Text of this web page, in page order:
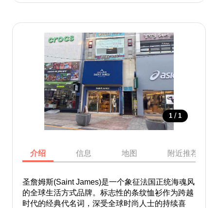
1 / 1
介绍 信息 地图 附近推荐景点
圣詹姆斯(Saint James)是一个象征法国正统海魂风
的全球生活方式品牌。标志性的条纹恤衫作为跨越
时代的经典代名词，深受全球时尚人士的持续喜